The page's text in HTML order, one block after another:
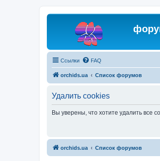
Ссылки FAQ
orchids.ua Список форумов
Удалить cookies
Вы уверены, что хотите удалить все
orchids.ua Список форумов